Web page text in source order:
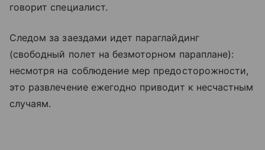
говорит специалист.
Следом за заездами идет параглайдинг
(свободный полет на безмоторном параплане):
несмотря на соблюдение мер предосторожности,
это развлечение ежегодно приводит к несчастным
случаям.